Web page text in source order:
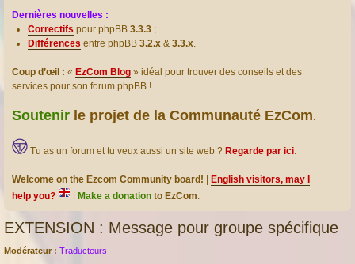
Dernières nouvelles :
Correctifs pour phpBB 3.3.3 ;
Différences entre phpBB 3.2.x & 3.3.x.
Coup d’œil : « EzCom Blog » idéal pour trouver des conseils et des
services pour son forum phpBB !
Soutenir le projet de la Communauté EzCom.
Tu as un forum et tu veux aussi un site web ? Regarde par ici.
Welcome on the Ezcom Community board!
English visitors, may I
help you?
Make a donation to EzCom.
EXTENSION : Message pour groupe spécifique
Modérateur : Traducteurs